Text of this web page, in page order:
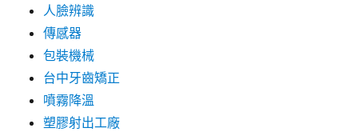
人臉辨識
傳感器
包裝機械
台中牙齒矯正
噴霧降溫
塑膠射出工廠